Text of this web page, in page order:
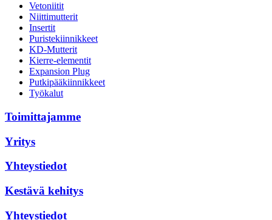
Vetoniitit
Niittimutterit
Insertit
Puristekiinnikkeet
KD-Mutterit
Kierre-elementit
Expansion Plug
Putkipääkiinnikkeet
Työkalut
Toimittajamme
Yritys
Yhteystiedot
Kestävä kehitys
Yhteystiedot